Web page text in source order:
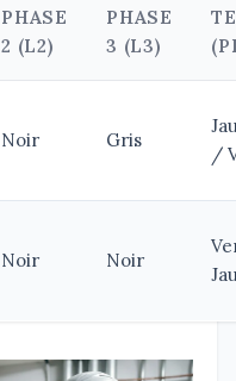
PHASE
2 (L2)
PHASE
3 (L3)
Noir Gris
/
Noir Noir